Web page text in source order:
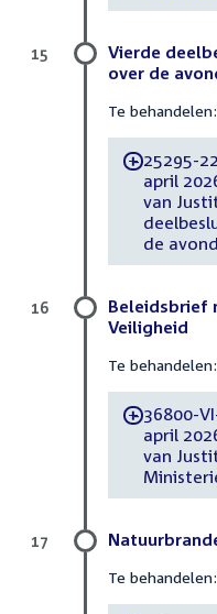
Vierde
over de
Te behandelen:
-25295-
april
van
de
15
Beleidsbrief
Veiligheid
Te behandelen:
-36800-
april
van
16
Te behandelen:
17